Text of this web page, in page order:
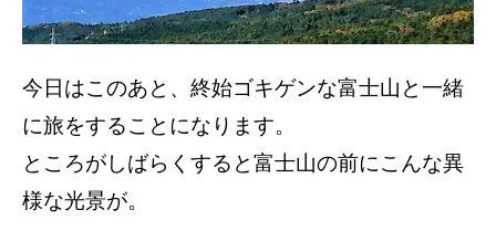
今日はこのあと、終始ゴキゲンな富士山と一緒
に旅をすることになります。
ところがしばらくすると富士山の前にこんな異
様な光景が。